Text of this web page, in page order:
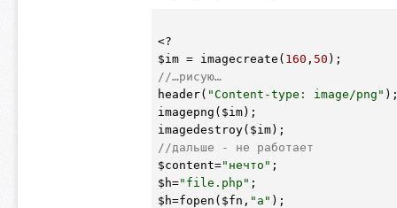
$im = imagecreate( 160 , 50
//…рисую…
header( "Content-type: image/png"
imagepng( $im);
imagedestroy( $im
//дальше - не работает
$content="нечто"
$h="file.php"
$h=fopen( $fn , "a" );